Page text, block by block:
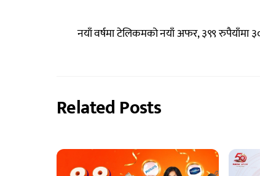
नयाँ वर्षमा टेलिकमको नयाँ अफर, ३९९ रुपैयाँमा
Related Posts